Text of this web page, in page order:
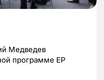
Медведев
программе ЕР